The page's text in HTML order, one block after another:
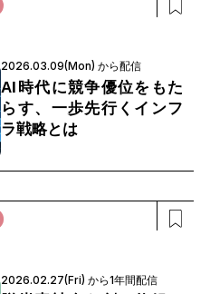
2026.03.09(Mon) から配信
AI時代に競争優位をもた
らす、一歩先行くインフ
ラ戦略とは
2026.02.27(Fri) から1年間配信